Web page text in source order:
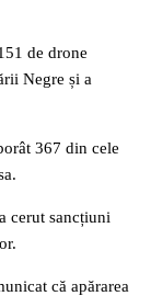
de drone
Negre și a
367 din cele
cerut sancțiuni
că apărarea